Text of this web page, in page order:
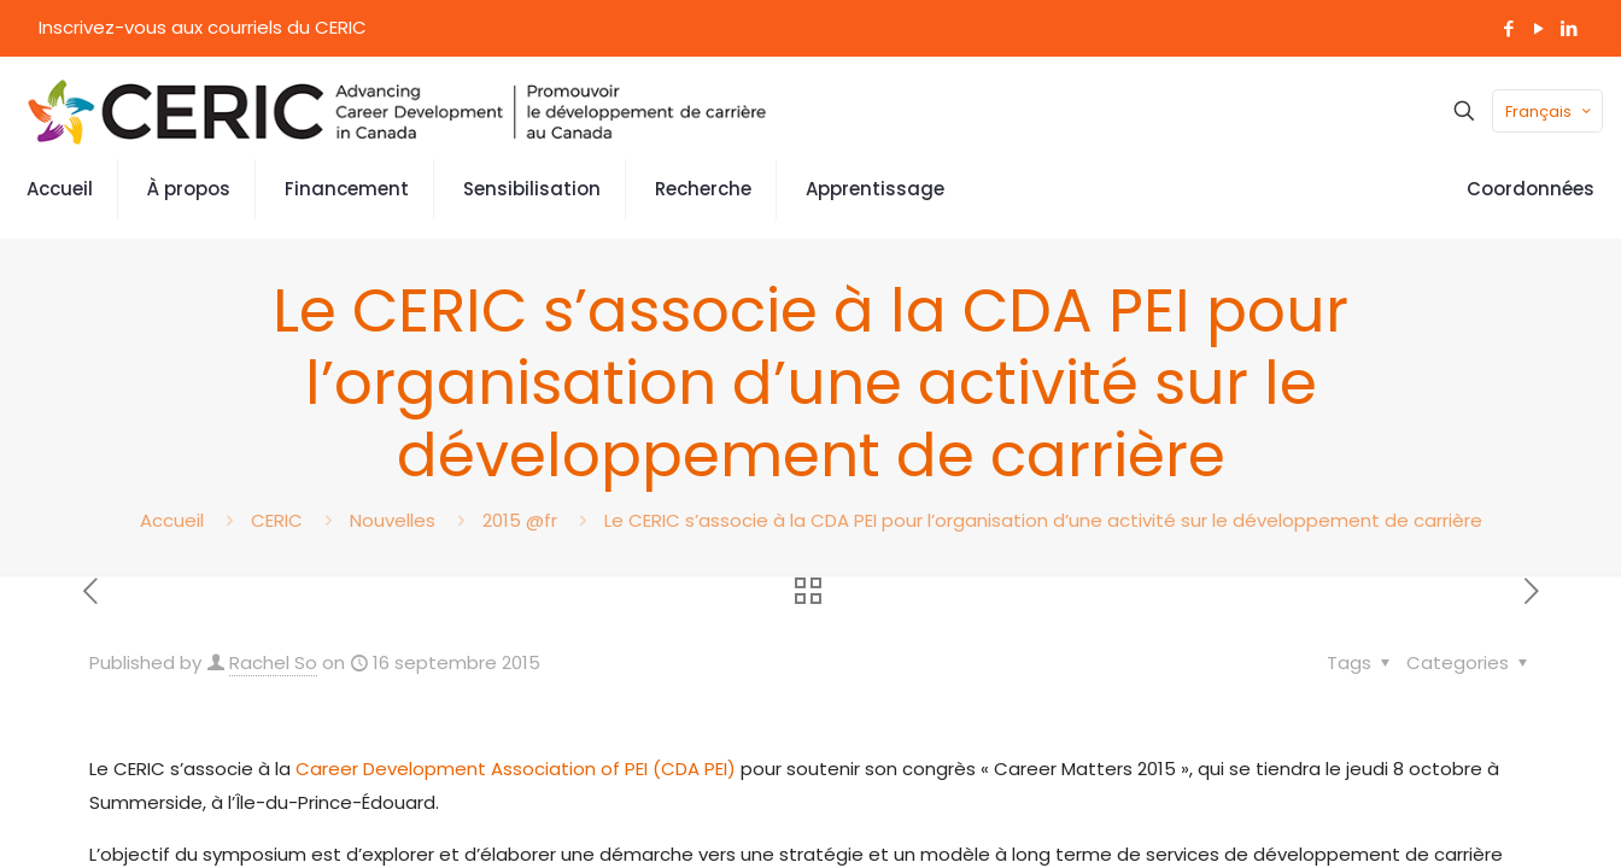
Inscrivez-vous aux courriels du CERIC
Français
Accueil À propos Financement Sensibilisation Recherche Apprentissage Coordonnées
Le CERIC s’associe à la CDA PEI pour
l’organisation d’une activité sur le
développement de carrière
Accueil CERIC Nouvelles 2015 @fr Le CERIC s’associe à la CDA PEI pour l’organisation d’une activité sur le développement de carrière
Published by Rachel So on 16 septembre 2015 Categories
Tags
Le CERIC s’associe à laCareer Development Association of PEI (CDA PEI) pour soutenir son congrès « Career Matters 2015 », qui se tiendra le jeudi 8 octobre à
Summerside, à l’Île-du-Prince-Édouard.
L’objectif du symposium est d’explorer et d’élaborer une démarche vers une stratégie et un modèle à long terme de services de développement de carrière